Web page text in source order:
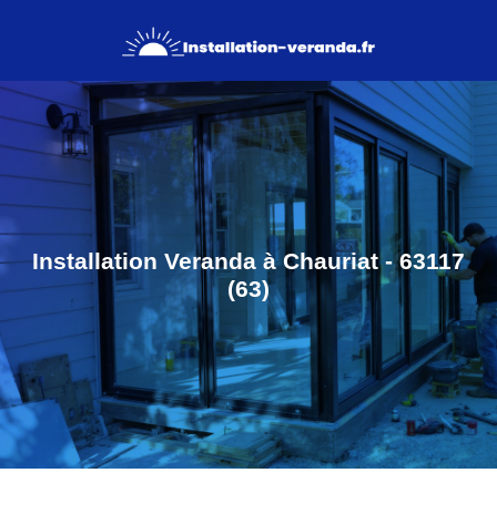
Installation Veranda à Chauriat - 63117
(63)